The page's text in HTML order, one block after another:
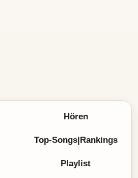
Hören
Top-Songs|Rankings
Playlist